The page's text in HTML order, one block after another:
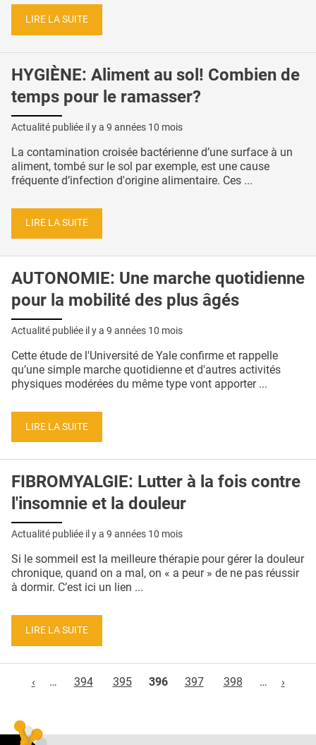
LIRE LA SUITE
HYGIÈNE: Aliment au sol! Combien de
temps pour le ramasser?
Actualité publiée il y a 9 années 10 mois
La contamination croisée bactérienne d’une surface à un
aliment, tombé sur le sol par exemple, est une cause
fréquente d’infection d'origine alimentaire. Ces ...
LIRE LA SUITE
AUTONOMIE: Une marche quotidienne
pour la mobilité des plus âgés
Actualité publiée il y a 9 années 10 mois
Cette étude de l'Université de Yale confirme et rappelle
qu’une simple marche quotidienne et d'autres activités
physiques modérées du même type vont apporter ...
LIRE LA SUITE
FIBROMYALGIE: Lutter à la fois contre
l'insomnie et la douleur
Actualité publiée il y a 9 années 10 mois
Si le sommeil est la meilleure thérapie pour gérer la douleur
chronique, quand on a mal, on « a peur » de ne pas réussir
à dormir. C’est ici un lien ...
LIRE LA SUITE
‹
… 394 395 396 397 398 … ›